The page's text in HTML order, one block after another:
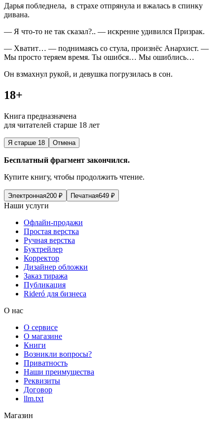
Дарья побледнела, в страхе отпрянула и вжалась в спинку
дивана.
— Я что-то не так сказал?.. — искренне удивился Призрак.
— Хватит… — поднимаясь со стула, произнёс Анархист. —
Мы просто теряем время. Ты ошибся… Мы ошиблись…
Он взмахнул рукой, и девушка погрузилась в сон.
18+
Книга предназначена
для читателей старше 18 лет
Я старше 18 Отмена
Бесплатный фрагмент закончился.
Купите книгу, чтобы продолжить чтение.
Электронная200 ₽ Печатная649 ₽
Наши услуги
Офлайн-продажи
Простая верстка
Ручная верстка
Буктрейлер
Корректор
Дизайнер обложки
Заказ тиража
Публикация
Rideró для бизнеса
О нас
О сервисе
О магазине
Книги
Возникли вопросы?
Приватность
Наши преимущества
Реквизиты
Договор
llm.txt
Магазин